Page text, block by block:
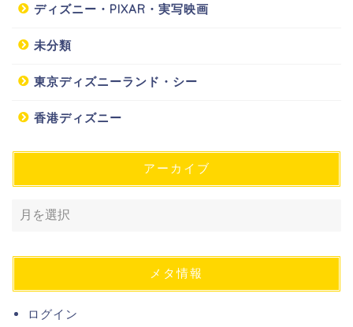
ディズニー・PIXAR・実写映画
未分類
東京ディズニーランド・シー
香港ディズニー
アーカイブ
メタ情報
ログイン